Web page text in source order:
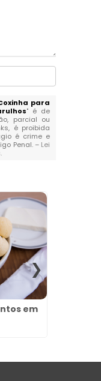
para
" é de
parcial ou
é proibida
é crime e
Penal. – Lei
.
em